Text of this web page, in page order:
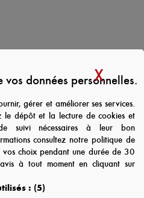
données personnelles.
gérer et améliorer ses services.
le dépôt et la lecture de cookies et
suivi nécessaires à leur bon
consultez notre politique de
choix pendant une durée de 30
à tout moment en cliquant sur
: (5)
X